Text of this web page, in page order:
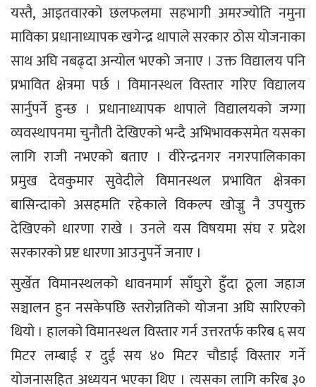
यस्तै, आइतवारको छलफलमा सहभागी अमरज्योति नमुना
माविका प्रधानाध्यापक खगेन्द्र थापाले सरकार ठोस योजनाका
साथ अघि नबढ्दा अन्योल भएको जनाए । उक्त विद्यालय पनि
प्रभावित क्षेत्रमा पर्छ । विमानस्थल विस्तार गरिए विद्यालय
सार्नुपर्ने हुन्छ । प्रधानाध्यापक थापाले विद्यालयको जग्गा
व्यवस्थापनमा चुनौती देखिएको भन्दै अभिभावकसमेत यसका
लागि राजी नभएको बताए । वीरेन्द्रनगर नगरपालिकाका
प्रमुख देवकुमार सुवेदीले विमानस्थल प्रभावित क्षेत्रका
बासिन्दाको असहमति रहेकाले विकल्प खोज्नु नै उपयुक्त
देखिएको धारणा राखे । उनले यस विषयमा संघ र प्रदेश
सरकारको प्रष्ट धारणा आउनुपर्ने जनाए ।
सुर्खेत विमानस्थलको धावनमार्ग साँघुरो हुँदा ठूला जहाज
सञ्चालन हुन नसकेपछि स्तरोन्नतिको योजना अघि सारिएको
थियो । हालको विमानस्थल विस्तार गर्न उत्तरतर्फ करिब ६ सय
मिटर लम्बाई र दुई सय ४० मिटर चौडाई विस्तार गर्ने
योजनासहित अध्ययन भएका थिए । त्यसका लागि करिब ३०